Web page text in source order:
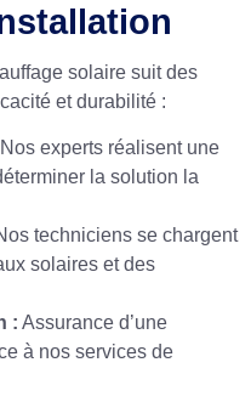
solaire suit des
et durabilité :
Nos experts réalisent une
la solution la
techniciens se chargent
solaires et des
: Assurance d’une
à nos services de